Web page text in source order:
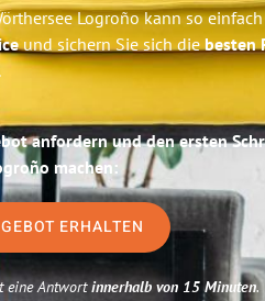
Logroño kann so
und sichern Sie sich diebesten
.
anfordern und den ersten
machen:
ERHALTEN
eine Antwortinnerhalb von 15 Minuten.